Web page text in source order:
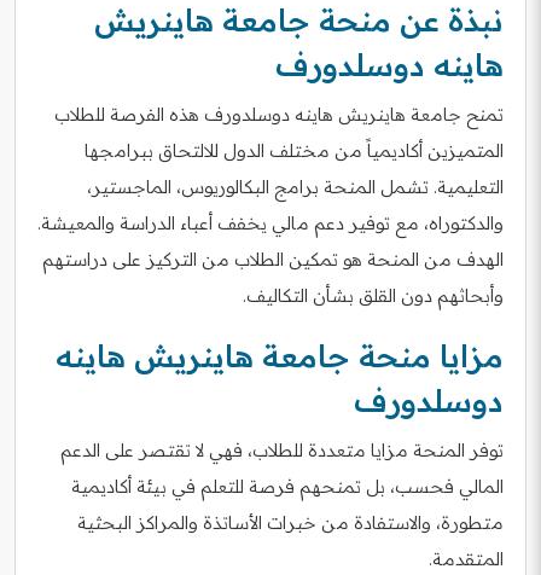
نبذة عن منحة جامعة هاينريش
هاينه دوسلدورف
تمنح جامعة هاينريش هاينه دوسلدورف هذه الفرصة للطلاب
المتميزين أكاديمياً من مختلف الدول للالتحاق ببرامجها
التعليمية. تشمل المنحة برامج البكالوريوس، الماجستير،
والدكتوراه، مع توفير دعم مالي يخفف أعباء الدراسة والمعيشة.
الهدف من المنحة هو تمكين الطلاب من التركيز على دراستهم
وأبحاثهم دون القلق بشأن التكاليف.
مزايا منحة جامعة هاينريش هاينه
دوسلدورف
توفر المنحة مزايا متعددة للطلاب، فهي لا تقتصر على الدعم
المالي فحسب، بل تمنحهم فرصة للتعلم في بيئة أكاديمية
متطورة، والاستفادة من خبرات الأساتذة والمراكز البحثية
المتقدمة.